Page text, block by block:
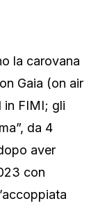
la carovana
Gaia (on air
in FIMI; gli
da 4
aver
con